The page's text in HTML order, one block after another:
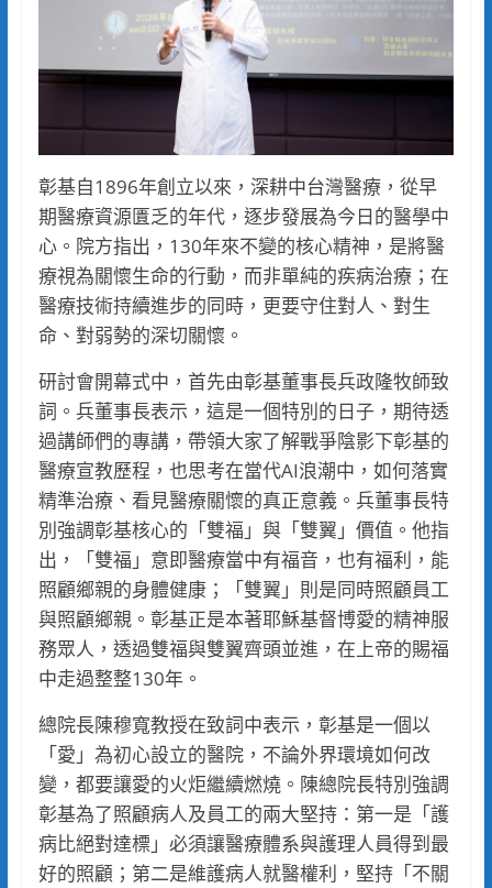
彰基自1896年創立以來，深耕中台灣醫療，從早
期醫療資源匱乏的年代，逐步發展為今日的醫學中
心。院方指出，130年來不變的核心精神，是將醫
療視為關懷生命的行動，而非單純的疾病治療；在
醫療技術持續進步的同時，更要守住對人、對生
命、對弱勢的深切關懷。
研討會開幕式中，首先由彰基董事長兵政隆牧師致
詞。兵董事長表示，這是一個特別的日子，期待透
過講師們的專講，帶領大家了解戰爭陰影下彰基的
醫療宣教歷程，也思考在當代AI浪潮中，如何落實
精準治療、看見醫療關懷的真正意義。兵董事長特
別強調彰基核心的「雙福」與「雙翼」價值。他指
出，「雙福」意即醫療當中有福音，也有福利，能
照顧鄉親的身體健康；「雙翼」則是同時照顧員工
與照顧鄉親。彰基正是本著耶穌基督博愛的精神服
務眾人，透過雙福與雙翼齊頭並進，在上帝的賜福
中走過整整130年。
總院長陳穆寬教授在致詞中表示，彰基是一個以
「愛」為初心設立的醫院，不論外界環境如何改
變，都要讓愛的火炬繼續燃燒。陳總院長特別強調
彰基為了照顧病人及員工的兩大堅持：第一是「護
病比絕對達標」必須讓醫療體系與護理人員得到最
好的照顧；第二是維護病人就醫權利，堅持「不關